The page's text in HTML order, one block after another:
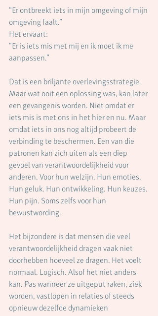
“Er ontbreekt iets in mijn omgeving of mijn
omgeving faalt.”
Het ervaart:
“Er is iets mis met mij en ik moet ik me
aanpassen.”
Dat is een briljante overlevingsstrategie.
Maar wat ooit een oplossing was, kan later
een gevangenis worden. Niet omdat er
iets mis is met ons in het hier en nu. Maar
omdat iets in ons nog altijd probeert de
verbinding te beschermen. Een van die
patronen kan zich uiten als een diep
gevoel van verantwoordelijkheid voor
anderen. Voor hun welzijn. Hun emoties.
Hun geluk. Hun ontwikkeling. Hun keuzes.
Hun pijn. Soms zelfs voor hun
bewustwording.
Het bijzondere is dat mensen die veel
verantwoordelijkheid dragen vaak niet
doorhebben hoeveel ze dragen. Het voelt
normaal. Logisch. Alsof het niet anders
kan. Pas wanneer ze uitgeput raken, ziek
worden, vastlopen in relaties of steeds
opnieuw dezelfde dynamieken